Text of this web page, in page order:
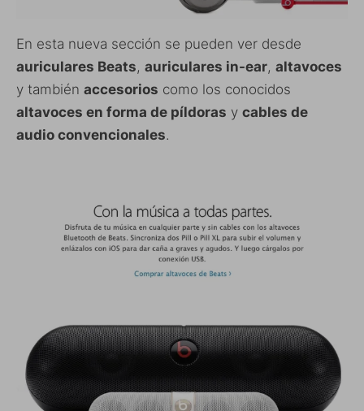
En esta nueva sección se pueden ver desde
auriculares Beats, auriculares in-ear, altavoces
y también accesorios como los conocidos
altavoces en forma de píldoras y cables de
audio convencionales.